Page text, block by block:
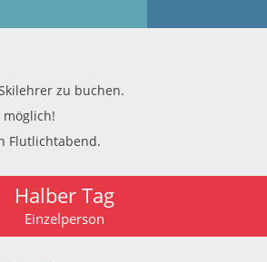
zu buchen.
Flutlichtabend.
Halber Tag
Einzelperson